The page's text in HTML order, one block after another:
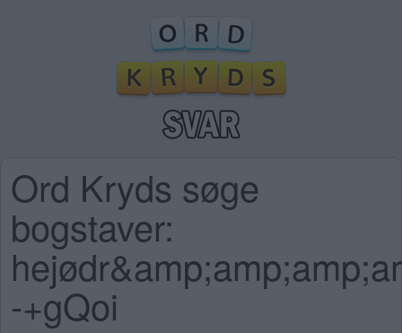
Ord Kryds søge
bogstaver:
-+gQoi